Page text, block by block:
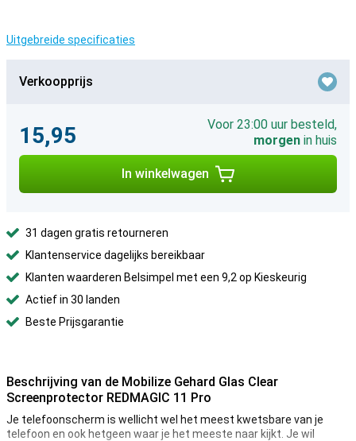
Uitgebreide specificaties
Verkoopprijs
15,95
Voor 23:00 uur besteld,
morgen in huis
In winkelwagen
31 dagen gratis retourneren
Klantenservice dagelijks bereikbaar
Klanten waarderen Belsimpel met een 9,2 op Kieskeurig
Actief in 30 landen
Beste Prijsgarantie
Beschrijving van de Mobilize Gehard Glas Clear
Screenprotector REDMAGIC 11 Pro
Je telefoonscherm is wellicht wel het meest kwetsbare van je
telefoon en ook hetgeen waar je het meeste naar kijkt. Je wil